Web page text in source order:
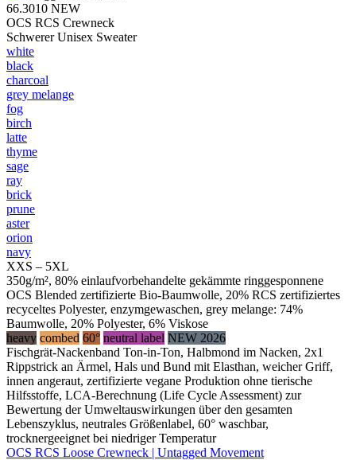
66.3010 NEW
OCS RCS Crewneck
Schwerer Unisex Sweater
white
black
charcoal
grey melange
fog
birch
latte
thyme
sage
ray
brick
prune
aster
orion
navy
XXS – 5XL
350g/m², 80% einlaufvorbehandelte gekämmte ringgesponnene
OCS Blended zertifizierte Bio-Baumwolle, 20% RCS zertifiziertes
recyceltes Polyester, enzymgewaschen, grey melange: 74%
Baumwolle, 20% Polyester, 6% Viskose
heavy combed 60° neutral label NEW 2026
Fischgrät-Nackenband Ton-in-Ton, Halbmond im Nacken, 2x1
Rippstrick an Ärmel, Hals und Bund mit Elasthan, weicher Griff,
innen angeraut, zertifizierte vegane Produktion ohne tierische
Hilfsstoffe, LCA-Berechnung (Life Cycle Assessment) zur
Bewertung der Umweltauswirkungen über den gesamten
Lebenszyklus, neutrales Größenlabel, 60° waschbar,
trocknergeeignet bei niedriger Temperatur
OCS RCS Loose Crewneck | Untagged Movement